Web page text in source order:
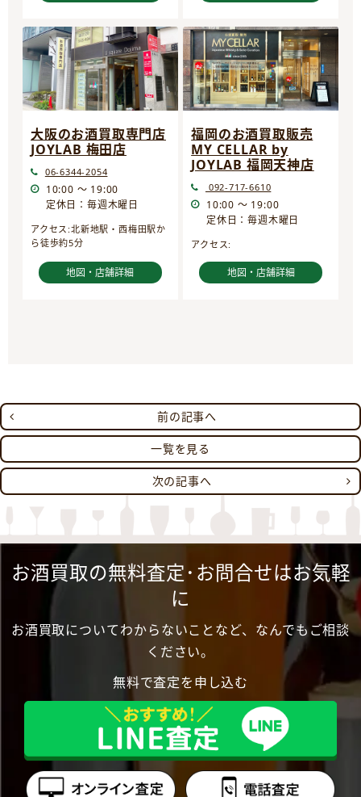
大阪のお酒買取専門店
JOYLAB 梅田店
06-6344-2054
10:00 ～ 19:00
定休日：毎週木曜日
アクセス:北新地駅・西梅田駅か
ら徒歩約5分
地図・店舗詳細
福岡のお酒買取販売
MY CELLAR by
JOYLAB 福岡天神店
092-717-6610
10:00 ～ 19:00
定休日：毎週木曜日
アクセス:
地図・店舗詳細
前の記事へ
一覧を見る
次の記事へ
お酒買取の無料査定･お問合せはお気軽
に
お酒買取についてわからないことなど、なんでもご相談
ください。
無料で査定を申し込む